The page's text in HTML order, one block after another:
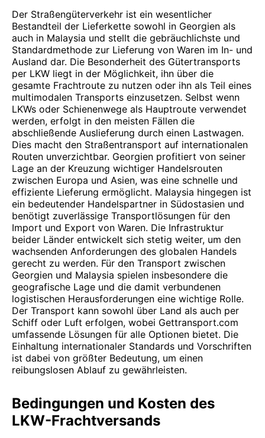
Der Straßengüterverkehr ist ein wesentlicher
Bestandteil der Lieferkette sowohl in Georgien als
auch in Malaysia und stellt die gebräuchlichste und
Standardmethode zur Lieferung von Waren im In- und
Ausland dar. Die Besonderheit des Gütertransports
per LKW liegt in der Möglichkeit, ihn über die
gesamte Frachtroute zu nutzen oder ihn als Teil eines
multimodalen Transports einzusetzen. Selbst wenn
LKWs oder Schienenwege als Hauptroute verwendet
werden, erfolgt in den meisten Fällen die
abschließende Auslieferung durch einen Lastwagen.
Dies macht den Straßentransport auf internationalen
Routen unverzichtbar. Georgien profitiert von seiner
Lage an der Kreuzung wichtiger Handelsrouten
zwischen Europa und Asien, was eine schnelle und
effiziente Lieferung ermöglicht. Malaysia hingegen ist
ein bedeutender Handelspartner in Südostasien und
benötigt zuverlässige Transportlösungen für den
Import und Export von Waren. Die Infrastruktur
beider Länder entwickelt sich stetig weiter, um den
wachsenden Anforderungen des globalen Handels
gerecht zu werden. Für den Transport zwischen
Georgien und Malaysia spielen insbesondere die
geografische Lage und die damit verbundenen
logistischen Herausforderungen eine wichtige Rolle.
Der Transport kann sowohl über Land als auch per
Schiff oder Luft erfolgen, wobei Gettransport.com
umfassende Lösungen für alle Optionen bietet. Die
Einhaltung internationaler Standards und Vorschriften
ist dabei von größter Bedeutung, um einen
reibungslosen Ablauf zu gewährleisten.
Bedingungen und Kosten des
LKW-Frachtversands